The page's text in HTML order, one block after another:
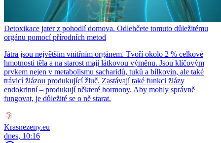
Detoxikace jater z pohodlí domova. Odlehčete tomuto důležitému
orgánu pomocí přírodních metod
Játra jsou největším vnitřním orgánem. Tvoří okolo 2 % celkové
hmotnosti těla a na starost mají látkovou výměnu. Jsou klíčovým
prvkem nejen v metabolismu sacharidů, tuků a bílkovin, ale také
trávicí žlázou produkující žluč. Zastávají také funkci žlázy
endokrinní – produkují některé hormony. Aby mohly správně
fungovat, je důležité se o ně starat.
Krasnezeny.eu
dnes, 10:16